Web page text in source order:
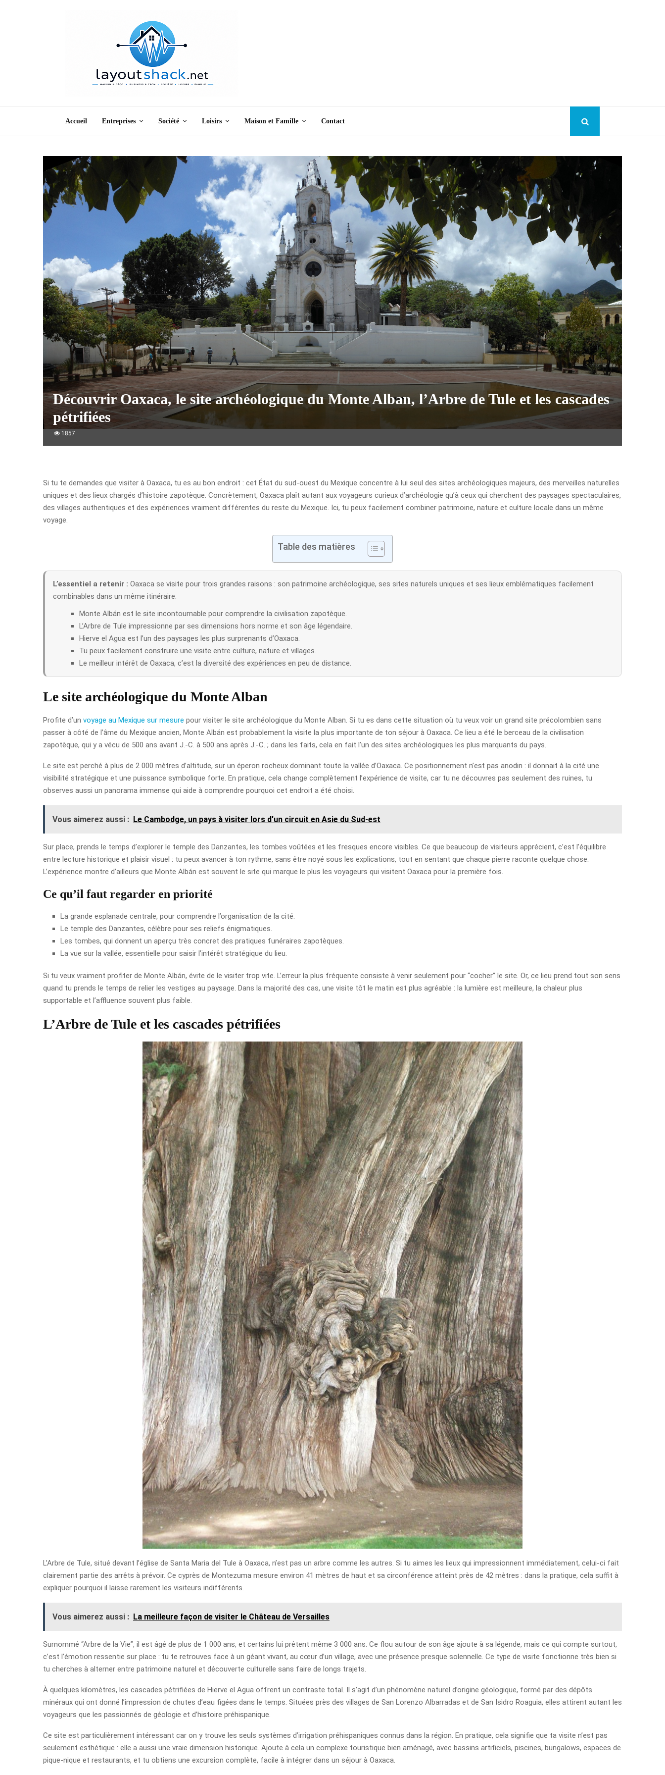
Accueil Entreprises Société Loisirs Maison et Famille Contact
Découvrir Oaxaca, le site archéologique du Monte Alban, l’Arbre de Tule et les cascades
pétrifiées
1857
Si tu te demandes que visiter à Oaxaca, tu es au bon endroit : cet État du sud-ouest du Mexique concentre à lui seul des sites archéologiques majeurs, des merveilles naturelles
uniques et des lieux chargés d’histoire zapotèque. Concrètement, Oaxaca plaît autant aux voyageurs curieux d’archéologie qu’à ceux qui cherchent des paysages spectaculaires,
des villages authentiques et des expériences vraiment différentes du reste du Mexique. Ici, tu peux facilement combiner patrimoine, nature et culture locale dans un même
voyage.
Table des matières
L’essentiel a retenir : Oaxaca se visite pour trois grandes raisons : son patrimoine archéologique, ses sites naturels uniques et ses lieux emblématiques facilement
combinables dans un même itinéraire.
Monte Albán est le site incontournable pour comprendre la civilisation zapotèque.
L’Arbre de Tule impressionne par ses dimensions hors norme et son âge légendaire.
Hierve el Agua est l’un des paysages les plus surprenants d’Oaxaca.
Tu peux facilement construire une visite entre culture, nature et villages.
Le meilleur intérêt de Oaxaca, c’est la diversité des expériences en peu de distance.
Le site archéologique du Monte Alban
Profite d’un voyage au Mexique sur mesure pour visiter le site archéologique du Monte Alban. Si tu es dans cette situation où tu veux voir un grand site précolombien sans
passer à côté de l’âme du Mexique ancien, Monte Albán est probablement la visite la plus importante de ton séjour à Oaxaca. Ce lieu a été le berceau de la civilisation
zapotèque, qui y a vécu de 500 ans avant J.-C. à 500 ans après J.-C. ; dans les faits, cela en fait l’un des sites archéologiques les plus marquants du pays.
Le site est perché à plus de 2 000 mètres d’altitude, sur un éperon rocheux dominant toute la vallée d’Oaxaca. Ce positionnement n’est pas anodin : il donnait à la cité une
visibilité stratégique et une puissance symbolique forte. En pratique, cela change complètement l’expérience de visite, car tu ne découvres pas seulement des ruines, tu
observes aussi un panorama immense qui aide à comprendre pourquoi cet endroit a été choisi.
Vous aimerez aussi : Le Cambodge, un pays à visiter lors d'un circuit en Asie du Sud-est
Sur place, prends le temps d’explorer le temple des Danzantes, les tombes voûtées et les fresques encore visibles. Ce que beaucoup de visiteurs apprécient, c’est l’équilibre
entre lecture historique et plaisir visuel : tu peux avancer à ton rythme, sans être noyé sous les explications, tout en sentant que chaque pierre raconte quelque chose.
L’expérience montre d’ailleurs que Monte Albán est souvent le site qui marque le plus les voyageurs qui visitent Oaxaca pour la première fois.
Ce qu’il faut regarder en priorité
La grande esplanade centrale, pour comprendre l’organisation de la cité.
Le temple des Danzantes, célèbre pour ses reliefs énigmatiques.
Les tombes, qui donnent un aperçu très concret des pratiques funéraires zapotèques.
La vue sur la vallée, essentielle pour saisir l’intérêt stratégique du lieu.
Si tu veux vraiment profiter de Monte Albán, évite de le visiter trop vite. L’erreur la plus fréquente consiste à venir seulement pour “cocher” le site. Or, ce lieu prend tout son sens
quand tu prends le temps de relier les vestiges au paysage. Dans la majorité des cas, une visite tôt le matin est plus agréable : la lumière est meilleure, la chaleur plus
supportable et l’affluence souvent plus faible.
L’Arbre de Tule et les cascades pétrifiées
L’Arbre de Tule, situé devant l’église de Santa Maria del Tule à Oaxaca, n’est pas un arbre comme les autres. Si tu aimes les lieux qui impressionnent immédiatement, celui-ci fait
clairement partie des arrêts à prévoir. Ce cyprès de Montezuma mesure environ 41 mètres de haut et sa circonférence atteint près de 42 mètres : dans la pratique, cela suffit à
expliquer pourquoi il laisse rarement les visiteurs indifférents.
Vous aimerez aussi : La meilleure façon de visiter le Château de Versailles
Surnommé “Arbre de la Vie”, il est âgé de plus de 1 000 ans, et certains lui prêtent même 3 000 ans. Ce flou autour de son âge ajoute à sa légende, mais ce qui compte surtout,
c’est l’émotion ressentie sur place : tu te retrouves face à un géant vivant, au cœur d’un village, avec une présence presque solennelle. Ce type de visite fonctionne très bien si
tu cherches à alterner entre patrimoine naturel et découverte culturelle sans faire de longs trajets.
À quelques kilomètres, les cascades pétrifiées de Hierve el Agua offrent un contraste total. Il s’agit d’un phénomène naturel d’origine géologique, formé par des dépôts
minéraux qui ont donné l’impression de chutes d’eau figées dans le temps. Situées près des villages de San Lorenzo Albarradas et de San Isidro Roaguia, elles attirent autant les
voyageurs que les passionnés de géologie et d’histoire préhispanique.
Ce site est particulièrement intéressant car on y trouve les seuls systèmes d’irrigation préhispaniques connus dans la région. En pratique, cela signifie que ta visite n’est pas
seulement esthétique : elle a aussi une vraie dimension historique. Ajoute à cela un complexe touristique bien aménagé, avec bassins artificiels, piscines, bungalows, espaces de
pique-nique et restaurants, et tu obtiens une excursion complète, facile à intégrer dans un séjour à Oaxaca.